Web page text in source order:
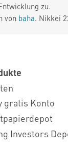
zu.
von baha. Nikkei
gratis Konto
Investors